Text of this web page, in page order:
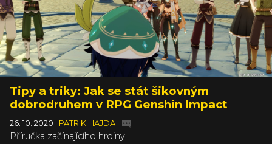
Tipy a triky: Jak se stát šikovným
dobrodruhem v RPG Genshin Impact
26. 10. 2020 PATRIK HAJDA
Příručka začínajícího hrdiny